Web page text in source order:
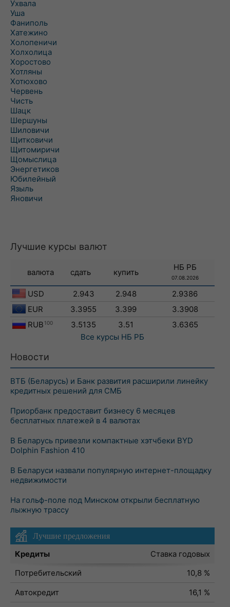
Ухвала
Уша
Фаниполь
Хатежино
Холопеничи
Холхолица
Хоростово
Хотляны
Хотюхово
Червень
Чисть
Шацк
Шершуны
Шиловичи
Щитковичи
Щитомиричи
Щомыслица
Энергетиков
Юбилейный
Языль
Яновичи
Лучшие курсы валют
валюта сдать купить
НБ РБ
07.08.2026
USD 2.943 2.948
2.9386
EUR
3.3955 3.399
3.3908
RUB 100 3.5135 3.51
3.6365
Все курсы НБ РБ
Новости
ВТБ (Беларусь) и Банк развития расширили линейку
кредитных решений для СМБ
Приорбанк предоставит бизнесу 6 месяцев
бесплатных платежей в 4 валютах
В Беларусь привезли компактные хэтчбеки BYD
Dolphin Fashion 410
В Беларуси назвали популярную интернет-площадку
недвижимости
На гольф-поле под Минском открыли бесплатную
лыжную трассу
Лучшие предложения
Кредиты
Ставка годовых
Потребительский
10,8 %
Автокредит
16,1 %